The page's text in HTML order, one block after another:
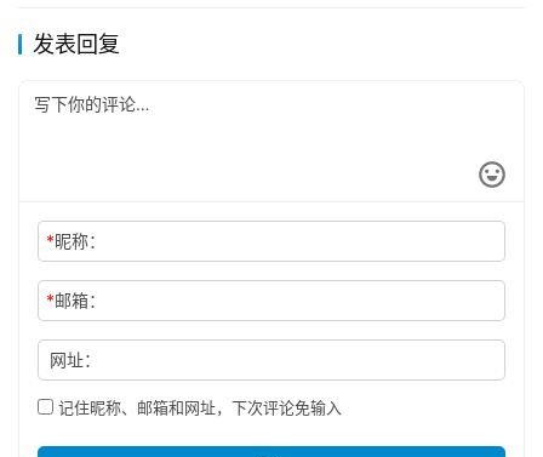
发表回复
*昵称：
*邮箱：
网址：
记住昵称、邮箱和网址，下次评论免输入